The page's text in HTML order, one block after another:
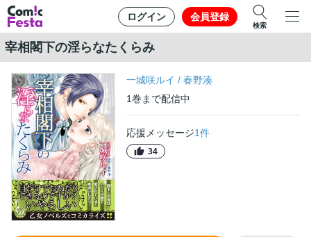
ログイン 会員登録
検索
宰相閣下の淫らなたくらみ
一城咲ルイ /春野湊
1巻 まで配信中
応援メッセージ1件
34